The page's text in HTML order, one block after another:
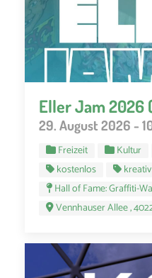
Eller Jam 2026
29. August 2026 -
Freizeit Kultur
kostenlos
kreativ
Hall of Fame: Graffiti-
Vennhauser Allee ,